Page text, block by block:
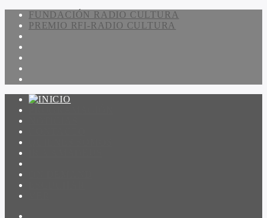
FUNDACIÓN RADIO CULTURA
PREMIO RFI-RADIO CULTURA